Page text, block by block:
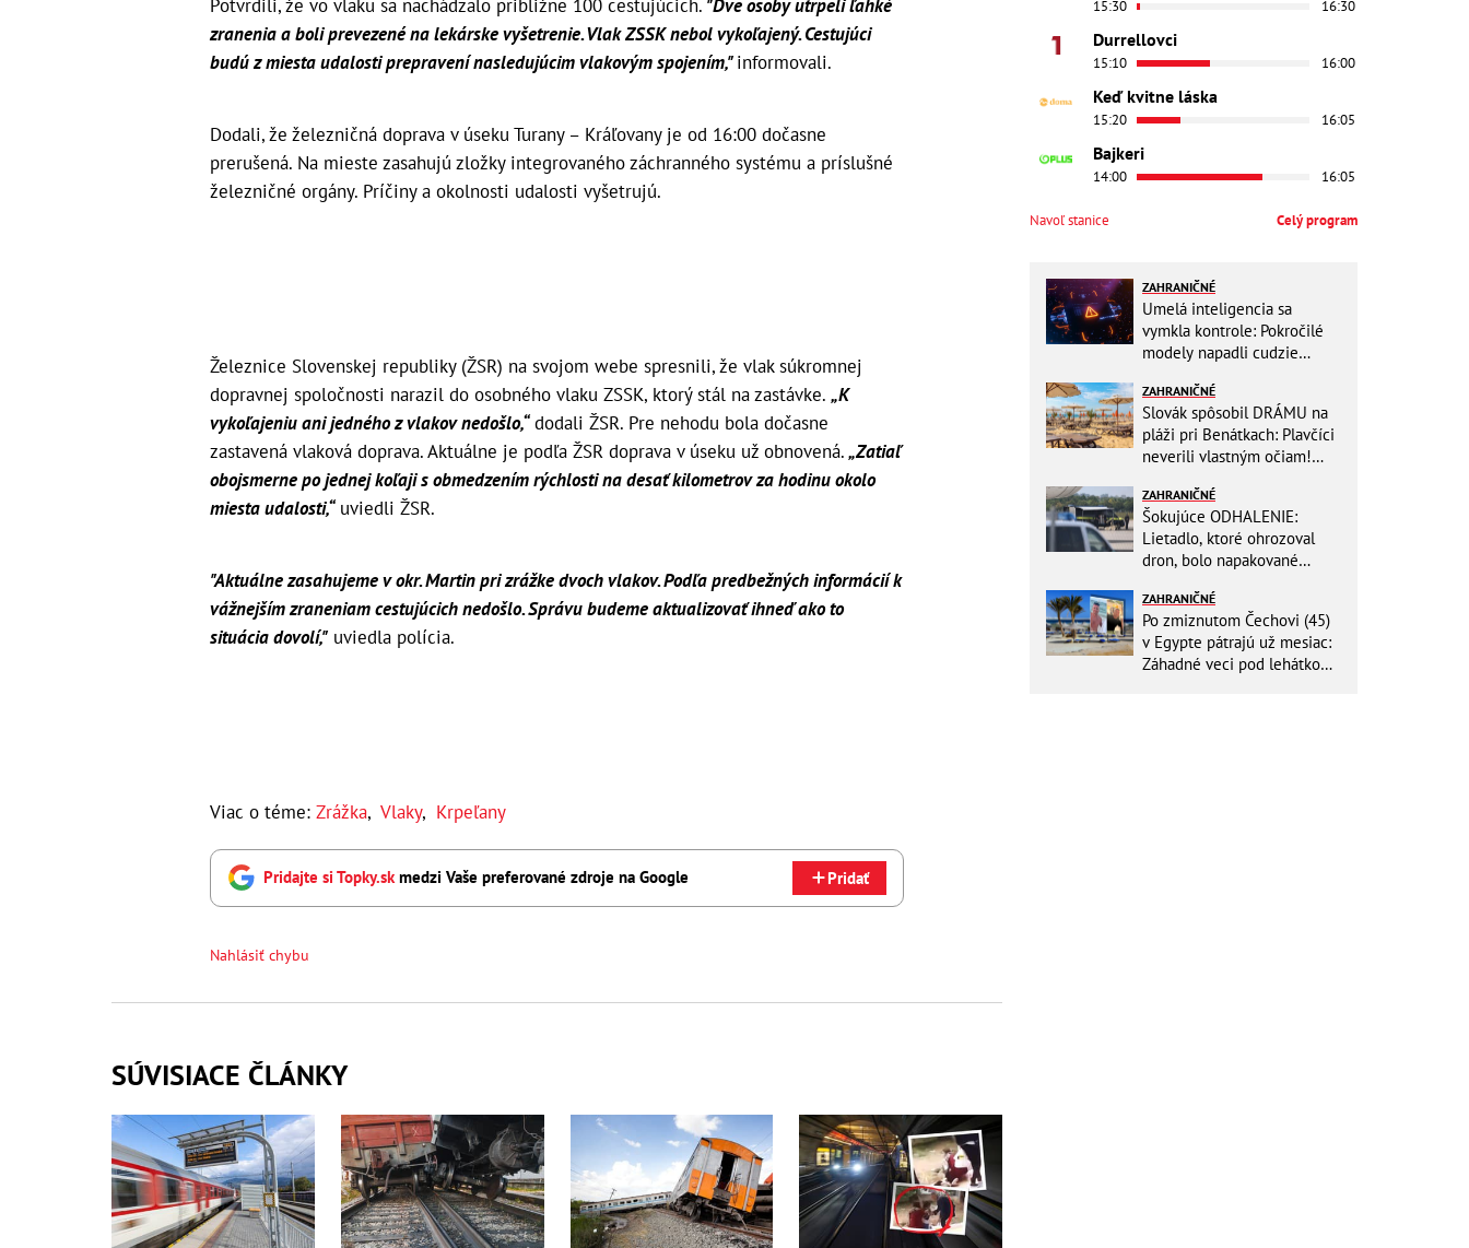
Potvrdili, že vo vlaku sa nachádzalo približne 100 cestujúcich. "Dve osoby utrpeli ľahké
zranenia a boli prevezené na lekárske vyšetrenie. Vlak ZSSK nebol vykoľajený. Cestujúci
budú z miesta udalosti prepravení nasledujúcim vlakovým spojením,"informovali.
Dodali, že železničná doprava v úseku Turany – Kráľovany je od 16:00 dočasne
prerušená. Na mieste zasahujú zložky integrovaného záchranného systému a príslušné
železničné orgány. Príčiny a okolnosti udalosti vyšetrujú.
Železnice Slovenskej republiky (ŽSR) na svojom webe spresnili, že vlak súkromnej
dopravnej spoločnosti narazil do osobného vlaku ZSSK, ktorý stál na zastávke. „K
vykoľajeniu ani jedného z vlakov nedošlo,“dodali ŽSR. Pre nehodu bola dočasne
zastavená vlaková doprava. Aktuálne je podľa ŽSR doprava v úseku už obnovená.„Zatiaľ
obojsmerne po jednej koľaji s obmedzením rýchlosti na desať kilometrov za hodinu okolo
miesta udalosti,“uviedli ŽSR.
"Aktuálne zasahujeme v okr. Martin pri zrážke dvoch vlakov. Podľa predbežných informácií k
vážnejším zraneniam cestujúcich nedošlo. Správu budeme aktualizovať ihneď ako to
situácia dovolí," uviedla polícia.
Viac o téme: Zrážka, Vlaky, Krpeľany
Pridajte si Topky.skmedzi Vaše preferované zdroje na Google Pridať
Nahlásiť chybu
SÚVISIACE ČLÁNKY
15:30 16:30
Durrellovci
15:10 16:00
Keď kvitne láska
15:20 16:05
Bajkeri
14:00 16:05
Navoľ stanice Celý program
ZAHRANIČNÉ
Umelá inteligencia sa
vymkla kontrole: Pokročilé
modely napadli cudzie
internet
ZAHRANIČNÉ
Slovák spôsobil DRÁMU na
pláži pri Benátkach: Plavčíci
neverili vlastným očiam!
ZAHRANIČNÉ
Šokujúce ODHALENIE:
Lietadlo, ktoré ohrozoval
dron, bolo napakované
Ukrajinu
ZAHRANIČNÉ
Po zmiznutom Čechovi (45)
v Egypte pátrajú už mesiac:
Záhadné veci pod lehátkom,